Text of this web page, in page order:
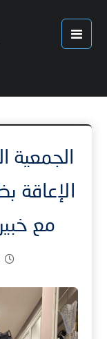
الجمعية
الإعاقة
مع